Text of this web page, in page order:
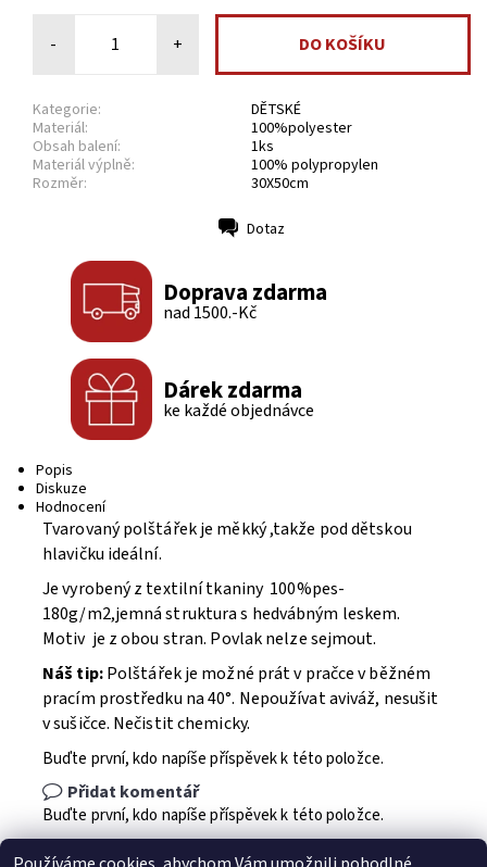
- +
Kategorie:
DĚTSKÉ
Materiál:
100%polyester
Obsah balení:
1ks
Materiál výplně:
100% polypropylen
Rozměr:
30X50cm
Dotaz
Doprava zdarma
nad 1500.-Kč
Dárek zdarma
ke každé objednávce
Popis
Diskuze
Hodnocení
Tvarovaný polštářek je měkký ,takže pod dětskou
hlavičku ideální.
Je vyrobený z textilní tkaniny 100%pes-
180g/m2,jemná struktura s hedvábným leskem.
Motiv je z obou stran. Povlak nelze sejmout.
Náš tip:Polštářek je možné prát v pračce v běžném
pracím prostředku na 40°. Nepoužívat aviváž, nesušit
v sušičce. Nečistit chemicky.
Buďte první, kdo napíše příspěvek k této položce.
Přidat komentář
Buďte první, kdo napíše příspěvek k této položce.